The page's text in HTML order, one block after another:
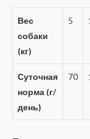
Вес
собаки
(кг)
5
Суточная
норма (г/
день)
70